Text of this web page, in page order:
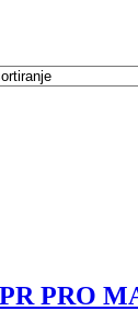
PRO